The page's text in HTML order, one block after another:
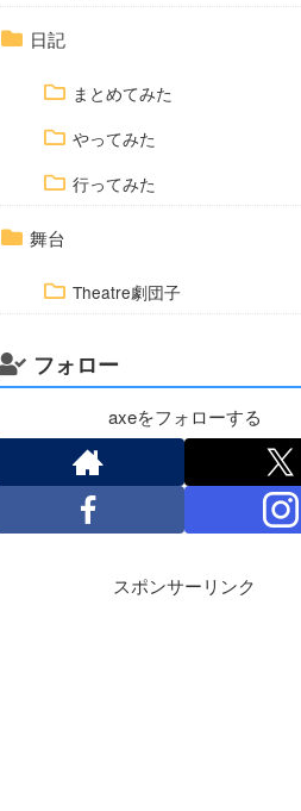
日記
まとめてみた
やってみた
行ってみた
舞台
Theatre劇団子
フォロー
axeをフォローする
スポンサーリンク